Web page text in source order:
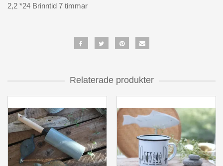
2,2 *24 Brinntid 7 timmar
Relaterade produkter